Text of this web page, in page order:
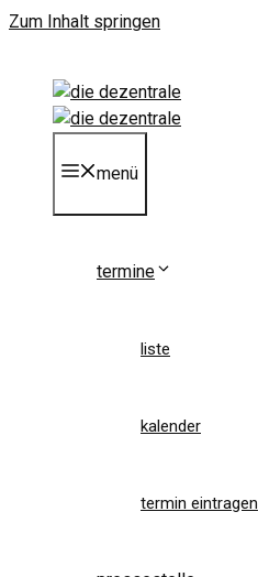
Zum Inhalt springen
menü
termine
liste
kalender
termin eintragen